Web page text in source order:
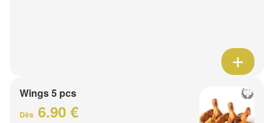
Wings 5 pcs
Dès 6.90 €